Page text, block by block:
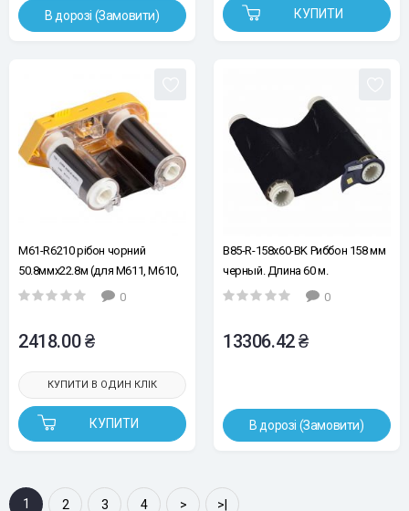
В дорозі (Замовити) КУПИТИ
M61-R6210 рібон чорний
50.8ммх22.8м (для M611, M610,
BMP61)
0
2418.00 ₴
КУПИТИ
КУПИТИ В ОДИН КЛІК
B85-R-158x60-BK Риббон 158 мм
черный. Длина 60 м.
(BBP85/Powermark) 0
13306.42 ₴
В дорозі (Замовити)
1 2 3 4 > >|